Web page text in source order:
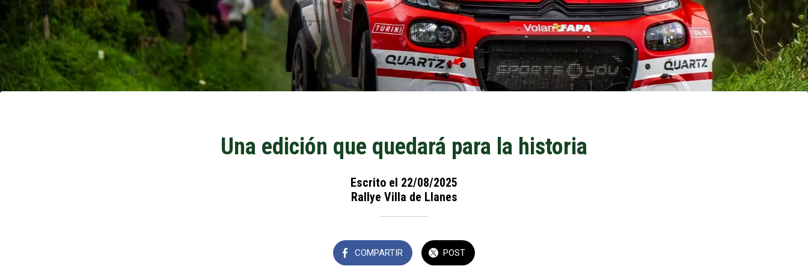
Una edición que quedará para la historia
Escrito el 22/08/2025
Rallye Villa de Llanes
COMPARTIR POST